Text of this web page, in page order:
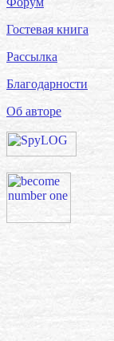
Гостевая книга
Рассылка
Благодарности
Об авторе